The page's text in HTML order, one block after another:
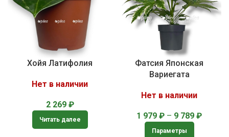
Хойя Латифолия
Нет в наличии
2 269 ₽
Читать далее
Фатсия Японская
Вариегата
Нет в наличии
1 979 ₽ – 9 789 ₽
Параметры